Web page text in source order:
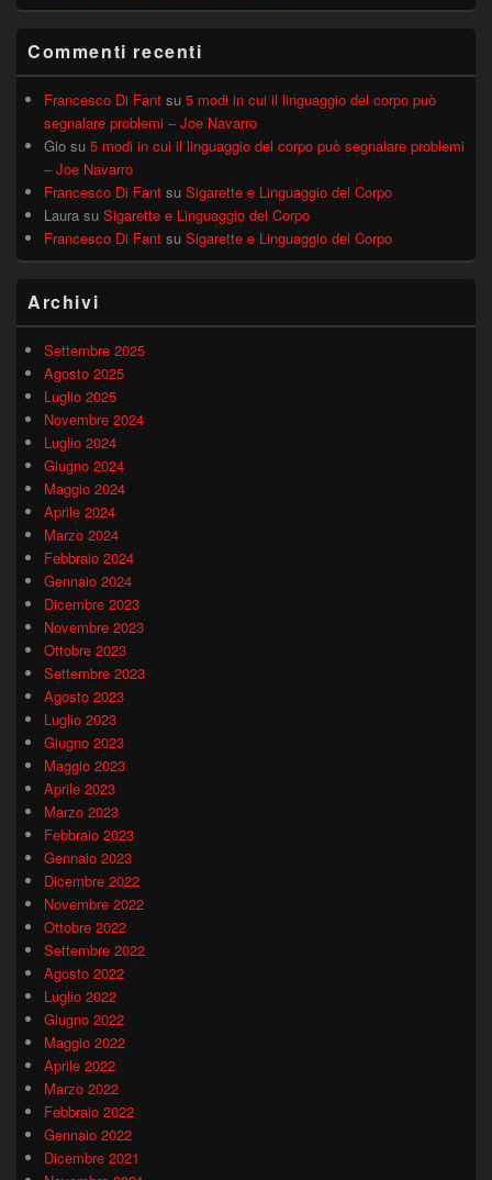
Commenti recenti
Francesco Di Fant su 5 modi in cui il linguaggio del corpo può
segnalare problemi – Joe Navarro
Gio su 5 modi in cui il linguaggio del corpo può segnalare problemi
– Joe Navarro
Francesco Di Fant su Sigarette e Linguaggio del Corpo
Laura su Sigarette e Linguaggio del Corpo
Francesco Di Fant su Sigarette e Linguaggio del Corpo
Archivi
Settembre 2025
Agosto 2025
Luglio 2025
Novembre 2024
Luglio 2024
Giugno 2024
Maggio 2024
Aprile 2024
Marzo 2024
Febbraio 2024
Gennaio 2024
Dicembre 2023
Novembre 2023
Ottobre 2023
Settembre 2023
Agosto 2023
Luglio 2023
Giugno 2023
Maggio 2023
Aprile 2023
Marzo 2023
Febbraio 2023
Gennaio 2023
Dicembre 2022
Novembre 2022
Ottobre 2022
Settembre 2022
Agosto 2022
Luglio 2022
Giugno 2022
Maggio 2022
Aprile 2022
Marzo 2022
Febbraio 2022
Gennaio 2022
Dicembre 2021